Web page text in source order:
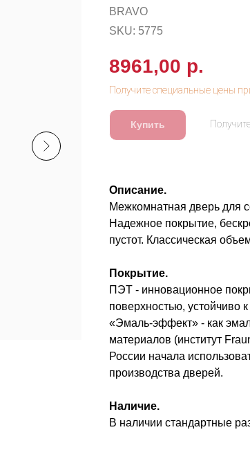
BRAVO
SKU: 5775
8961,00 р.
Купить
Описание.
Межкомнатная дверь для
Надежное покрытие,
пустот. Классическая
Покрытие.
ПЭТ - инновационное
поверхностью, устойчиво
«Эмаль-эффект» - как
материалов (институт
России начала
производства дверей.
Наличие.
В наличии стандартные